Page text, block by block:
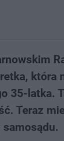
35-latka.
Teraz
samosądu.